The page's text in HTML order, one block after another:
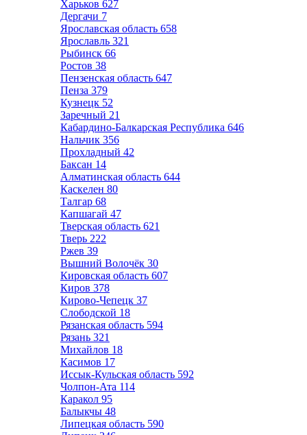
Харьков 627
Дергачи 7
Ярославская область 658
Ярославль 321
Рыбинск 66
Ростов 38
Пензенская область 647
Пенза 379
Кузнецк 52
Заречный 21
Кабардино-Балкарская Республика 646
Нальчик 356
Прохладный 42
Баксан 14
Алматинская область 644
Каскелен 80
Талгар 68
Капшагай 47
Тверская область 621
Тверь 222
Ржев 39
Вышний Волочёк 30
Кировская область 607
Киров 378
Кирово-Чепецк 37
Слободской 18
Рязанская область 594
Рязань 321
Михайлов 18
Касимов 17
Иссык-Кульская область 592
Чолпон-Ата 114
Каракол 95
Балыкчы 48
Липецкая область 590